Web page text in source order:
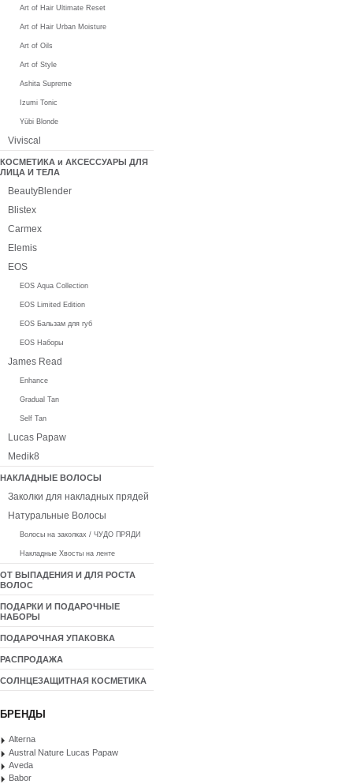
Art of Hair Ultimate Reset
Art of Hair Urban Moisture
Art of Oils
Art of Style
Ashita Supreme
Izumi Tonic
Yūbi Blonde
Viviscal
КОСМЕТИКА и АКСЕССУАРЫ ДЛЯ
ЛИЦА И ТЕЛА
BeautyBlender
Blistex
Carmex
Elemis
EOS
EOS Aqua Collection
EOS Limited Edition
EOS Бальзам для губ
EOS Наборы
James Read
Enhance
Gradual Tan
Self Tan
Lucas Papaw
Medik8
НАКЛАДНЫЕ ВОЛОСЫ
Заколки для накладных прядей
Натуральные Волосы
Волосы на заколках / ЧУДО ПРЯДИ
Накладные Хвосты на ленте
ОТ ВЫПАДЕНИЯ И ДЛЯ РОСТА
ВОЛОС
ПОДАРКИ И ПОДАРОЧНЫЕ
НАБОРЫ
ПОДАРОЧНАЯ УПАКОВКА
РАСПРОДАЖА
СОЛНЦЕЗАЩИТНАЯ КОСМЕТИКА
БРЕНДЫ
Alterna
Austral Nature Lucas Papaw
Aveda
Babor